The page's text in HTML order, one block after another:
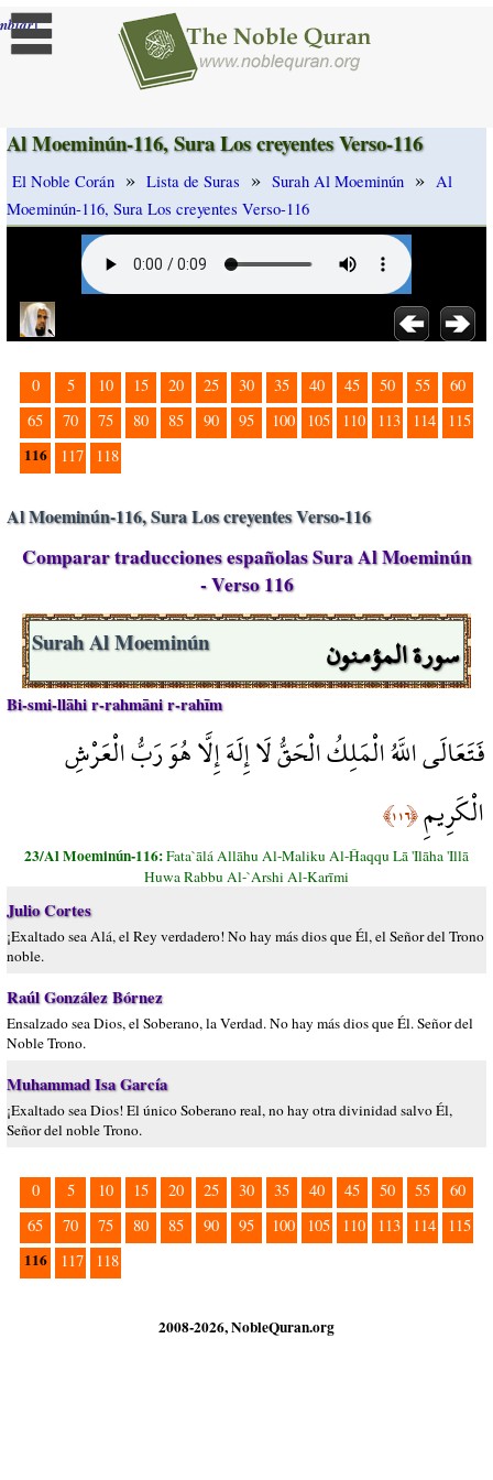
]
Al Moeminún-116, Sura Los creyentes Verso-116
El Noble Corán » Lista de Suras » Surah Al Moeminún » Al
Moeminún-116, Sura Los creyentes Verso-116
0 5 10 15 20 25 30 35 40 45 50 55
60
65
70 75 80 85 90 95 100 105 110 113 114 115
116 117 118
Al Moeminún-116, Sura Los creyentes Verso-116
Comparar traducciones españolas Sura Al Moeminún
- Verso 116
سورة المؤمنون Surah Al Moeminún
Bi-smi-llāhi r-rahmāni r-rahīm
فَتَعَالَى اللَّهُ الْمَلِكُ الْحَقُّ لَا إِلَهَ إِلَّا هُوَ رَبُّ الْعَرْشِ
الْكَرِيمِ﴿١١٦﴾
23/Al Moeminún-116:Fata`ālá Allāhu Al-Maliku Al-Ĥaqqu Lā 'Ilāha 'Illā
Huwa Rabbu Al-`Arshi Al-Karīmi
Julio Cortes
¡Exaltado sea Alá, el Rey verdadero! No hay más dios que Él, el Señor del Trono
noble.
Raúl González Bórnez
Ensalzado sea Dios, el Soberano, la Verdad. No hay más dios que Él. Señor del
Noble Trono.
Muhammad Isa García
¡Exaltado sea Dios! El único Soberano real, no hay otra divinidad salvo Él,
Señor del noble Trono.
0 5 10 15 20 25 30 35 40 45 50 55
60
65
70 75 80 85 90 95 100 105 110 113 114 115
116 117 118
2008-2026, NobleQuran.org